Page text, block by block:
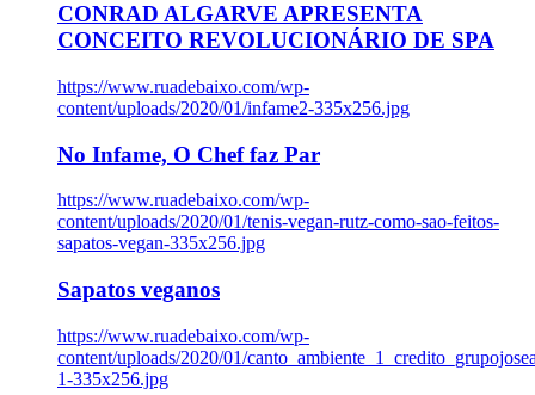
CONRAD ALGARVE APRESENTA
CONCEITO REVOLUCIONÁRIO DE SPA
https://www.ruadebaixo.com/wp-
content/uploads/2020/01/infame2-335x256.jpg
No Infame, O Chef faz Par
https://www.ruadebaixo.com/wp-
content/uploads/2020/01/tenis-vegan-rutz-como-sao-feitos-
sapatos-vegan-335x256.jpg
Sapatos veganos
https://www.ruadebaixo.com/wp-
content/uploads/2020/01/
1-335x256.jpg